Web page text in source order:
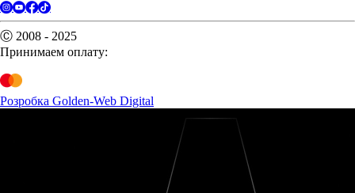
Ⓒ 2008 - 2025
Принимаем оплату:
Розробка Golden-Web Digital